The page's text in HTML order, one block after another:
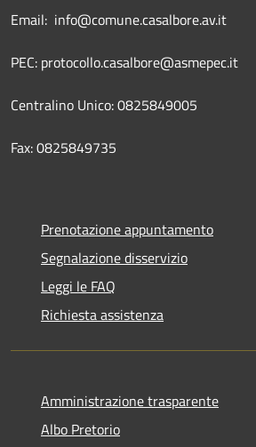
Email: info@comune.casalbore.av.it
PEC: protocollo.casalbore@asmepec.it
Centralino Unico: 0825849005
Fax: 0825849735
Prenotazione appuntamento
Segnalazione disservizio
Leggi le FAQ
Richiesta assistenza
Amministrazione trasparente
Albo Pretorio